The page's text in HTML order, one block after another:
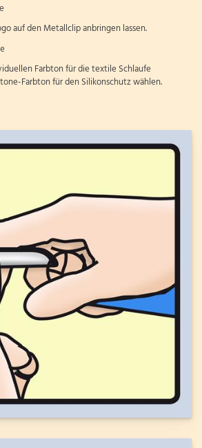
auf den Metallclip anbringen lassen.
Farbton für die textile Schlaufe
Farbton für den Silikonschutz wählen.